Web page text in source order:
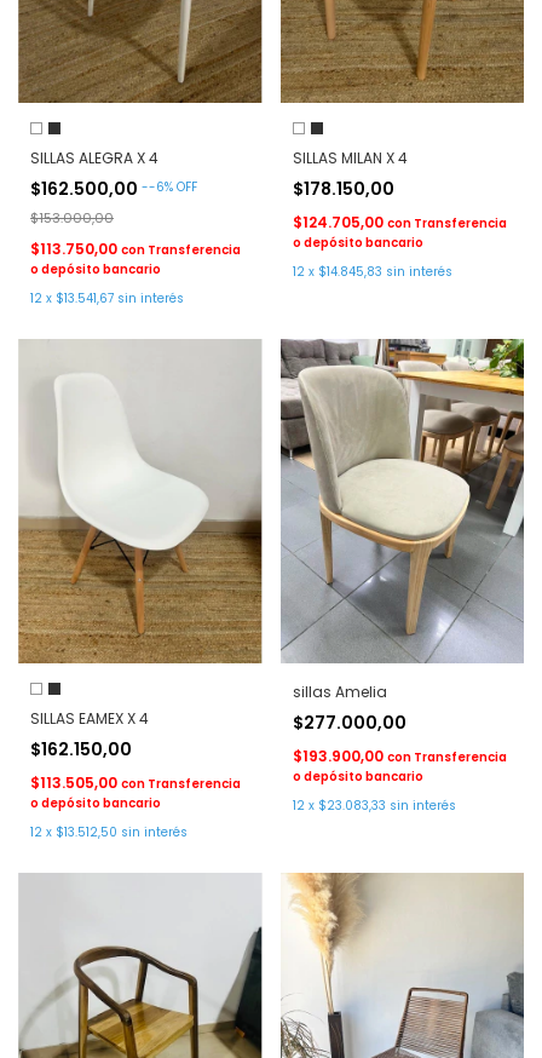
SILLAS ALEGRA X 4
$162.500,00 --6% OFF
$153.000,00
$113.750,00 con Transferencia
o depósito bancario
12 x $13.541,67 sin interés
SILLAS MILAN X 4
$178.150,00
$124.705,00 con Transferencia
o depósito bancario
12 x $14.845,83 sin interés
SILLAS EAMEX X 4
$162.150,00
$113.505,00 con Transferencia
o depósito bancario
12 x $13.512,50 sin interés
sillas Amelia
$277.000,00
$193.900,00 con Transferencia
o depósito bancario
12 x $23.083,33 sin interés